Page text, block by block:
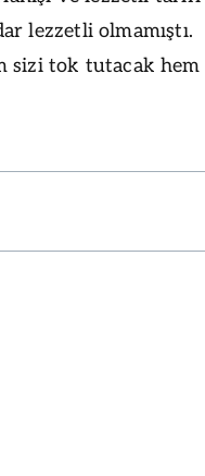
lezzetli olmamıştı.
sizi tok tutacak hem